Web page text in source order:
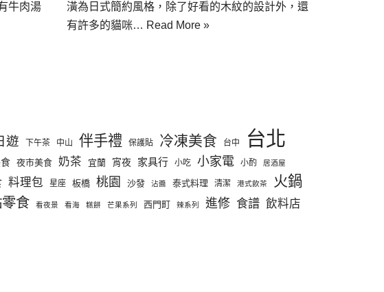
牛肉湯
潢為日式簡約風格，除了好看的木紋的設計外，還
有許多的貓咪… Read More »
遊 下午茶 中山 伴手禮 保護貼 冷凍美食 台中 台北
夜市美食 奶茶 宜蘭 宵夜 家具行 小吃 小家電 小酌 居酒屋
料理包 星座 板橋 桃園 沙發 沾醬 泰式料理 清潔 港式飲茶 火鍋
食 看夜景 看海 糕餅 芒果系列 西門町 辣系列 進修 食譜 飲料店